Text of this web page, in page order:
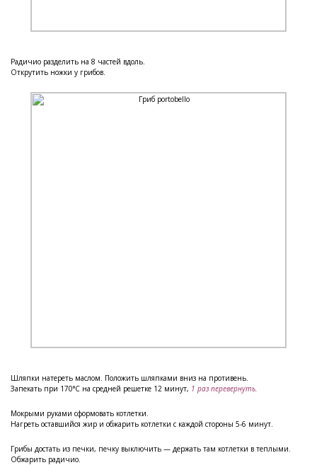
Радичио разделить на 8 частей вдоль.
Открутить ножки у грибов.
Шляпки натереть маслом. Положить шляпками вниз на противень.
Запекать при 170°С на средней решетке 12 минут, 1 раз перевернуть.
Мокрыми руками сформовать котлетки.
Нагреть оставшийся жир и обжарить котлетки с каждой стороны 5-6 минут.
Грибы достать из печки, печку выключить — держать там котлетки в теплыми.
Обжарить радичио.